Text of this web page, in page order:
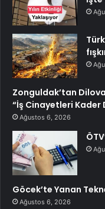
Zonguldak’tan
“İş Cinayetleri Kader
Ağustos 6, 2026
Göcek’te Yanan
Ağustos 6, 2026